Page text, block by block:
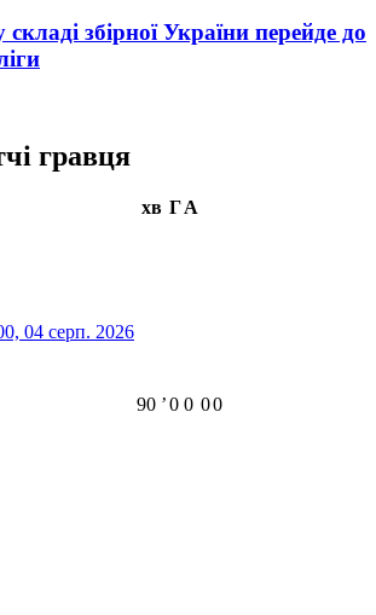
складі збірної України перейде до
гравця
хв ГА
04 серп. 2026
90 ʼ0 0 00